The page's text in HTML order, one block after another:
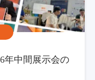
年中間展示会の